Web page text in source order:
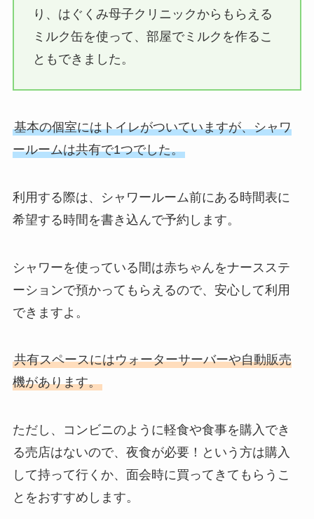
り、はぐくみ母子クリニックからもらえる
ミルク缶を使って、部屋でミルクを作るこ
ともできました。
基本の個室にはトイレがついていますが、シャワ
ールームは共有で1つでした。
利用する際は、シャワールーム前にある時間表に
希望する時間を書き込んで予約します。
シャワーを使っている間は赤ちゃんをナースステ
ーションで預かってもらえるので、安心して利用
できますよ。
共有スペースにはウォーターサーバーや自動販売
機があります。
ただし、コンビニのように軽食や食事を購入でき
る売店はないので、夜食が必要！という方は購入
して持って行くか、面会時に買ってきてもらうこ
とをおすすめします。